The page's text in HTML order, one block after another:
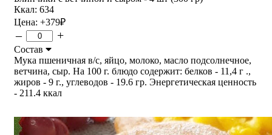
Ккал: 634
Цена: +379₽
– +
Состав
Мука пшеничная в/с, яйцо, молоко, масло подсолнечное,
ветчина, сыр. На 100 г. блюдо содержит: белков - 11,4 г .,
жиров - 9 г., углеводов - 19.6 гр. Энергетическая ценность
- 211.4 ккал